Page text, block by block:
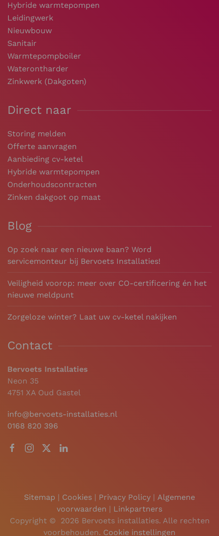
Hybride warmtepompen
Leidingwerk
Nieuwbouw
Sanitair
Warmtepompboiler
Waterontharder
Zinkwerk (Dakgoten)
Direct naar
Storing melden
Offerte aanvragen
Aanbieding cv-ketel
Hybride warmtepompen
Onderhoudscontracten
Zinken dakgoot op maat
Blog
Op zoek naar een nieuwe baan? Word
servicemonteur bij Bervoets Installaties!
Veiligheid voorop: meer over CO-certificering én het
nieuwe meldpunt
Zorgeloze winter? Laat uw cv-ketel nakijken
Contact
Bervoets Installaties
Neon 35
4751 XA Oud Gastel
info@bervoets-installaties.nl
0168 820 396
Sitemap Cookies Privacy Policy
Algemene
voorwaarden
Linkpartners
Copyright ©
2026 Bervoets installaties. Alle rechten
voorbehouden. Cookie instellingen